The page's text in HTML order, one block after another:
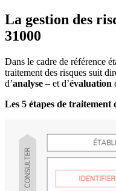
La gestion des
31000
Dans le cadre de référence
traitement des risques suit
d’analyse – et d’évaluation
Les 5 étapes de traitement